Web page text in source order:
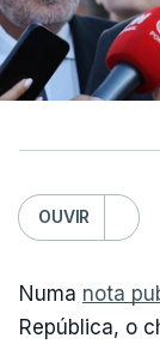
OUVIR
Numa nota
República, o